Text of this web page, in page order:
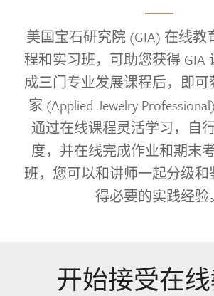
美国宝石研究院 (GIA) 在线教
程和实习班，可助您获得 GIA
成三门专业发展课程后，即
家 (Applied Jewelry
通过在线课程灵活学习，自
度，并在线完成作业和期末
班，您可以和讲师一起分级和
得必要的实践经验。
开始接受在